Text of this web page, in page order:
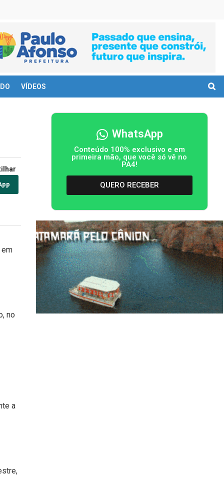
VÍDEOS
em
no
a
WhatsApp
Conteúdo 100% exclusivo e em
primeira mão, que você só vê no
PA4!
QUERO RECEBER